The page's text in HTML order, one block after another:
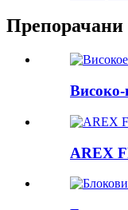
Препорачани
AREX